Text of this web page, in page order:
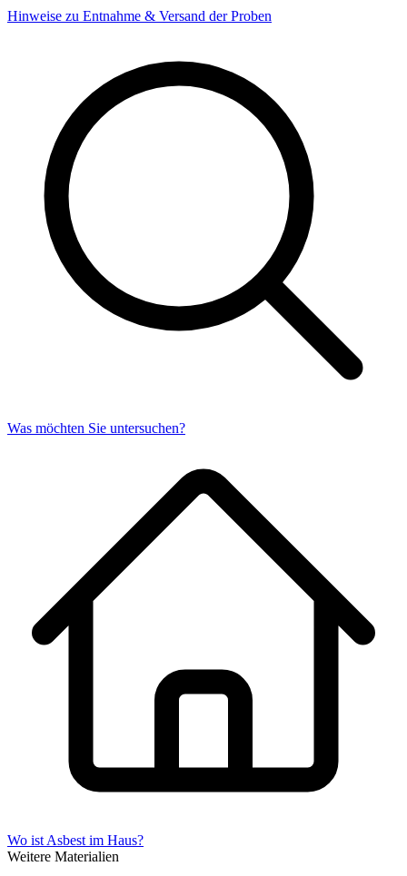
Hinweise zu Entnahme & Versand der Proben
Was möchten Sie untersuchen?
Wo ist Asbest im Haus?
Weitere Materialien